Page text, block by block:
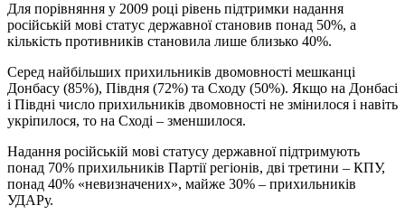
Для порівняння у 2009 році рівень підтримки надання
російській мові статус державної становив понад 50%, а
кількість противників становила лише близько 40%.
Серед найбільших прихильників двомовності мешканці
Донбасу (85%), Півдня (72%) та Сходу (50%). Якщо на Донбасі
і Півдні число прихильників двомовності не змінилося і навіть
укріпилося, то на Сході – зменшилося.
Надання російській мові статусу державної підтримують
понад 70% прихильників Партії регіонів, дві третини – КПУ,
понад 40% «невизначених», майже 30% – прихильників
УДАРу.